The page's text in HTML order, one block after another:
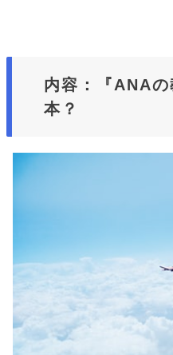
内容：『ANA
本？